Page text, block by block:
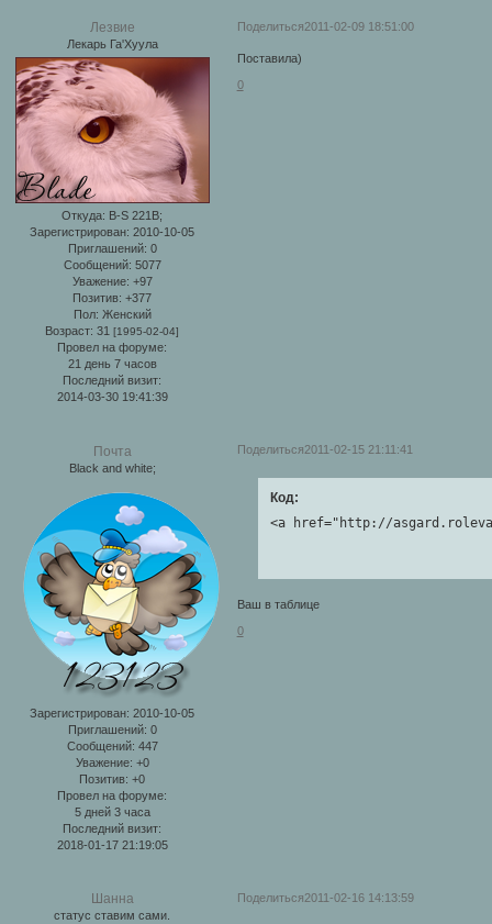
Поделиться2011-02-09 18:51:00
Лезвие
Лекарь Га'Хуула
Откуда: B-S 221B;
Зарегистрирован: 2010-10-05
Приглашений: 0
Сообщений: 5077
Уважение: +97
Позитив: +377
Пол: Женский
Возраст: 31[1995-02-04]
Провел на форуме:
21 день 7 часов
Последний визит:
2014-03-30 19:41:39
Поставила)
0
Поделиться2011-02-15 21:11:41
Почта
Black and white;
Зарегистрирован: 2010-10-05
Приглашений: 0
Сообщений: 447
Уважение: +0
Позитив: +0
Провел на форуме:
5 дней 3 часа
Последний визит:
2018-01-17 21:19:05
Код:
<a href="http://
Ваш в таблице
0
Поделиться2011-02-16 14:13:59
Шанна
статус ставим сами.